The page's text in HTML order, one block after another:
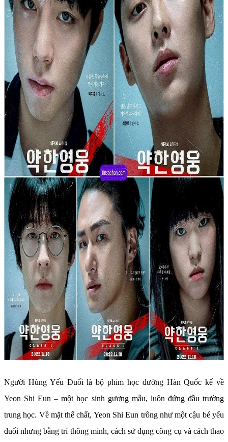
Người Hùng Yếu Đuối là bộ phim học đường Hàn Quốc kể về
Yeon Shi Eun – một học sinh gương mẫu, luôn đứng đầu trường
trung học. Về mặt thể chất, Yeon Shi Eun trông như một cậu bé yếu
đuối nhưng bằng trí thông minh, cách sử dụng công cụ và cách thao